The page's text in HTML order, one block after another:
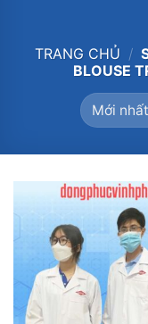
TRANG CHỦ /
BLOUSE